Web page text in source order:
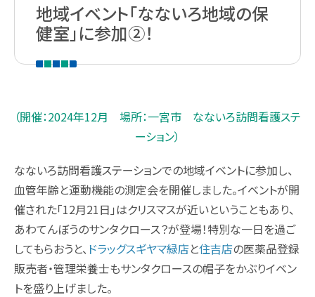
在宅訪問管理指導
PUDO
スギヤマカード ポイントカードでお得
スギヤマカード スギヤママネーのご紹介
スギヤマカードマイページ
スギヤマ公式アプリ
会社沿革
取り組み：学会報告
取り組み：子育て支援
本社へのアクセス
ドラッグストア隣接クリニック開業物件紹介
薬剤師職
パート
薬剤師
総合職・エステティシャン職
ドラッグストアスタッフ・医療事務
同好会・社内関連サイト
地域イベント「なないろ地域の保
健室」に参加②！
（開催：2024年12月 場所：一宮市 なないろ訪問看護ステ
ーション）
なないろ訪問看護ステーションでの地域イベントに参加し、
血管年齢と運動機能の測定会を開催しました。イベントが開
催された「12月21日」はクリスマスが近いということもあり、
あわてんぼうのサンタクロース？が登場！特別な一日を過ご
してもらおうと、 ドラッグスギヤマ緑店と住吉店の医薬品登録
販売者・管理栄養士もサンタクロースの帽子をかぶりイベン
トを盛り上げました。